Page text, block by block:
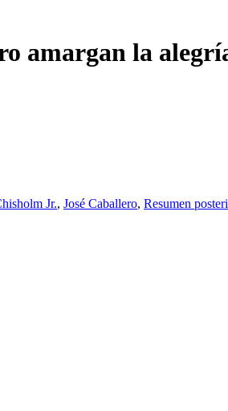
amargan la
Jr., José Caballero, Resumen